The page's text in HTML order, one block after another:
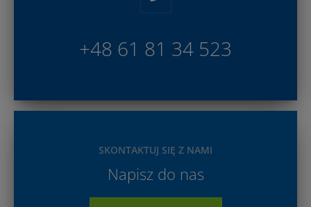
+48 61 81 34 523
SKONTAKTUJ SIĘ Z NAMI
Napisz do nas